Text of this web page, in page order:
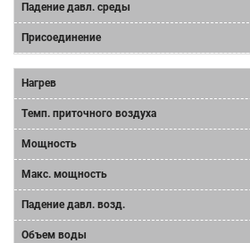
Падение давл. среды
Присоединение
Нагрев
Tемп. приточного воздуха
Мощность
Mакс. мощность
Падение давл. возд.
Объем воды